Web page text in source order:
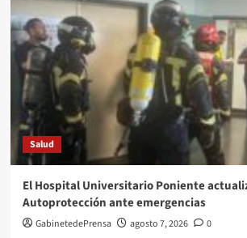
Salud
El Hospital Universitario Poniente
Autoprotección ante emergencias
GabinetedePrensa agosto 7, 2026 0